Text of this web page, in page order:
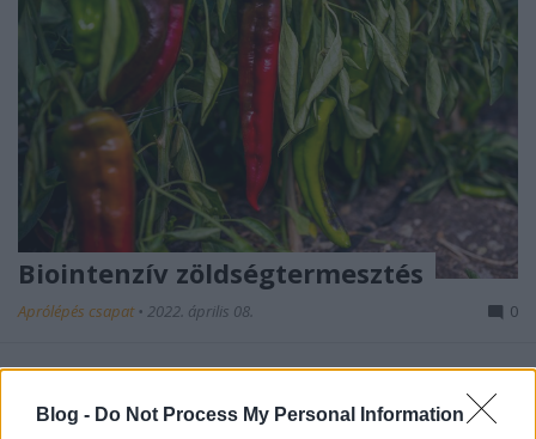
Blog - Do Not Process My Personal Information
Biointenzív zöldségtermesztés
Aprólépés csapat • 2022. április 08. 0
A cél: termessz többet úgy, hogy kevesebbet
használsz!
A biointenzív termesztés egy olyan egyszerűen